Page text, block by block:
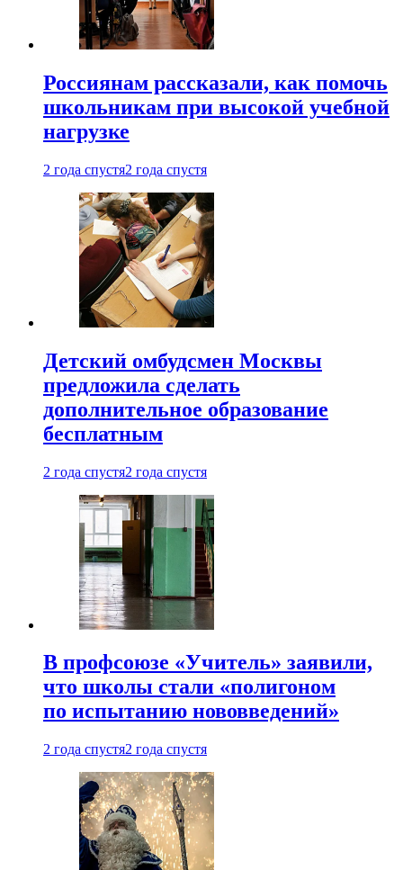
Россиянам рассказали, как помочь
школьникам при высокой учебной
нагрузке
2 года спустя2 года спустя
Детский омбудсмен Москвы
предложила сделать
дополнительное образование
бесплатным
2 года спустя2 года спустя
В профсоюзе «Учитель» заявили,
что школы стали «полигоном
по испытанию нововведений»
2 года спустя2 года спустя